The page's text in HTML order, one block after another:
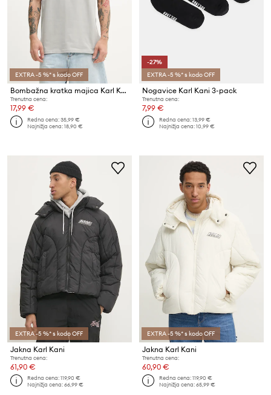
EXTRA -5 %* s kodo OFF
Bombažna kratka majica Karl Kani
Trenutna cena:
17,99 €
Redna cena:35,99 €
Najnižja cena:18,90 €
-27%
EXTRA -5 %* s kodo OFF
Nogavice Karl Kani 3-pack
Trenutna cena:
7,99 €
Redna cena:13,99 €
Najnižja cena:10,99 €
EXTRA -5 %* s kodo OFF
Jakna Karl Kani
Trenutna cena:
61,90 €
Redna cena:119,90 €
Najnižja cena:66,99 €
EXTRA -5 %* s kodo OFF
Jakna Karl Kani
Trenutna cena:
60,90 €
Redna cena:119,90 €
Najnižja cena:65,99 €